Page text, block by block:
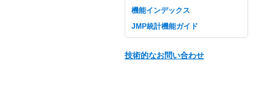
機能インデックス
JMP統計機能ガイド
技術的なお問い合わせ